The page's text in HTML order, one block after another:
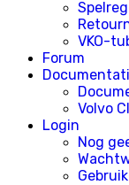
VKO-
Forum
Volvo
Login
Nog